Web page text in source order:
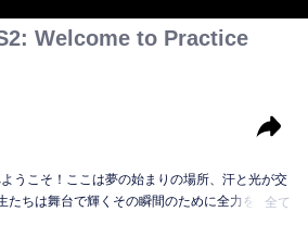
Welcome to Practice
うこそ！ここは夢の始まりの場所、汗と光が交
たちは舞台で輝くその瞬間のために全力を尽く
全て